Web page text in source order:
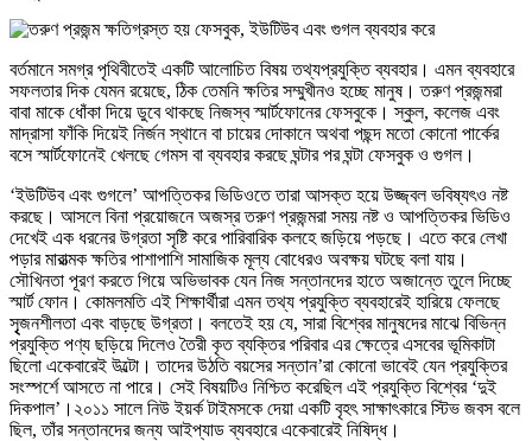
বর্তমানে সমগ্র পৃথিবীতেই একটি আলোচিত বিষয় তথ্যপ্রযুক্তি ব্যবহার। এমন ব্যবহারে
সফলতার দিক যেমন রয়েছে, ঠিক তেমনি ক্ষতির সম্মুখীনও হচ্ছে মানুষ। তরুণ প্রজন্মরা
বাবা মাকে ধোঁকা দিয়ে ডুবে থাকছে নিজস্ব স্মার্টফোনের ফেসবুকে। স্কুল, কলেজ এবং
মাদ্রাসা ফাঁকি দিয়েই নির্জন স্থানে বা চায়ের দোকানে অথবা পছন্দ মতো কোনো পার্কের
বসে স্মার্টফোনেই খেলছে গেমস বা ব্যবহার করছে ঘন্টার পর ঘন্টা ফেসবুক ও গুগল।
‘ইউটিউব এবং গুগলে’ আপত্তিকর ভিডিওতে তারা আসক্ত হয়ে উজ্জ্বল ভবিষ্যৎও নষ্ট
করছে। আসলে বিনা প্রয়োজনে অজস্র তরুণ প্রজন্মরা সময় নষ্ট ও আপত্তিকর ভিডিও
দেখেই এক ধরনের উগ্রতা সৃষ্টি করে পারিবারিক কলহে জড়িয়ে পড়ছে। এতে করে লেখা
পড়ার মারাত্মক ক্ষতির পাশাপাশি সামাজিক মূল্য বোধেরও অবক্ষয় ঘটছে বলা যায়।
সৌখিনতা পূরণ করতে গিয়ে অভিভাবক যেন নিজ সন্তানদের হাতে অজান্তে তুলে দিচ্ছে
স্মার্ট ফোন। কোমলমতি এই শিক্ষার্থীরা এমন তথ্য প্রযুক্তি ব্যবহারেই হারিয়ে ফেলছে
সৃৃৃজনশীলতা এবং বাড়ছে উগ্রতা। বলতেই হয় যে, সারা বিশ্বের মানুষদের মাঝে বিভিন্ন
প্রযুক্তি পণ্য ছড়িয়ে দিলেও তৈরী কৃত ব্যক্তির পরিবার এর ক্ষেত্রে এসবের ভূমিকাটা
ছিলো একেবারেই উল্টো। তাদের উঠতি বয়সের সন্তান’রা কোনো ভাবেই যেন প্রযুক্তির
সংস্পর্শে আসতে না পারে। সেই বিষয়টিও নিশ্চিত করেছিল এই প্রযুক্তি বিশ্বের ‘দুই
দিকপাল’।২০১১ সালে নিউ ইয়র্ক টাইমসকে দেয়া একটি বৃহৎ সাক্ষাৎকারে স্টিভ জবস বলে
ছিল, তাঁর সন্তানদের জন্য আইপ্যাড ব্যবহারে একেবারেই নিষিদ্ধ।